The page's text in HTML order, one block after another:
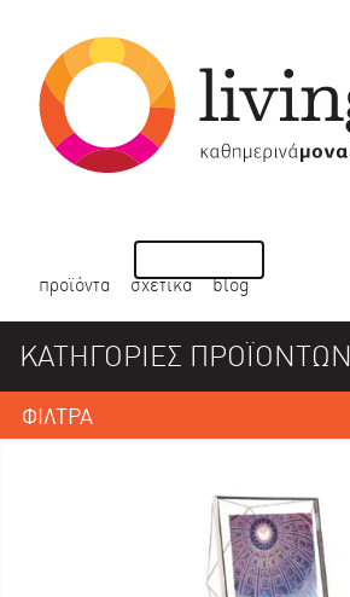
προϊόντα σχετικά blog
ΚΑΤΗΓΟΡΙΕΣ ΠΡΟΪΟΝΤΩΝ
ΦΙΛΤΡΑ